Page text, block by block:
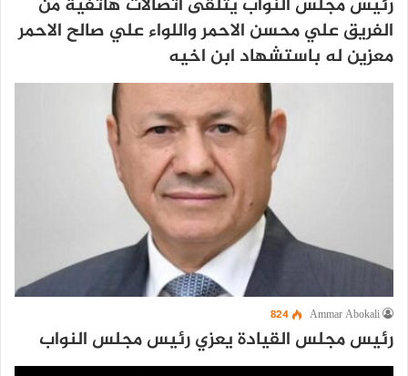
رئيس مجلس النواب يتلقى اتصالات هاتفية من
الفريق علي محسن الاحمر واللواء علي صالح الاحمر
معزين له باستشهاد ابن اخيه
Ammar Abokali
824
رئيس مجلس القيادة يعزي رئيس مجلس النواب